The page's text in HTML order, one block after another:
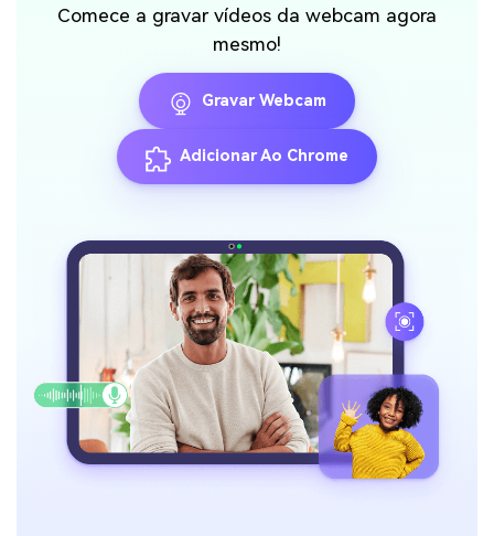
Comece a gravar vídeos da webcam agora
mesmo!
Gravar Webcam
Adicionar Ao Chrome